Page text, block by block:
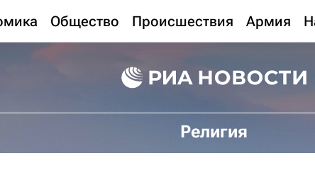
Общество Происшествия Армия
Религия